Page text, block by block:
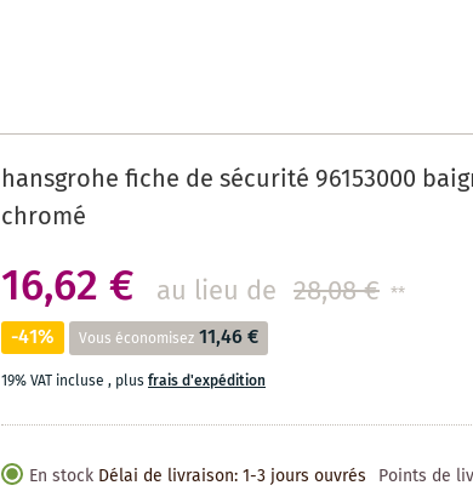
hansgrohe fiche de sécurité 96153000
chromé
16,62 € au lieu de 28,08 € **
-41% Vous économisez 11,46 €
19% VAT incluse , plusfrais d'expédition
En stock Délai de livraison: 1-3 jours ouvrés Points de